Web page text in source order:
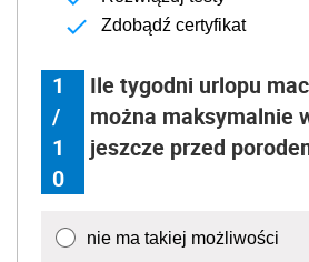
Zdobądź certyfikat
1
/
1
0
Ile tygodni urlopu
można maksymalnie
jeszcze przed
nie ma takiej możliwości